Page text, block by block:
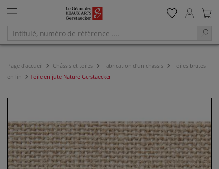
Page d'accueil Châssis et toiles Fabrication d'un châssis
Toiles brutes
en lin
Toile en jute Nature Gerstaecker